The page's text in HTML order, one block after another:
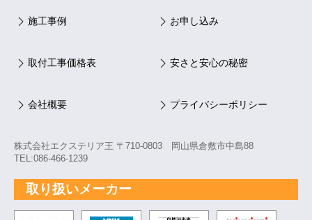
施工事例 お申し込み
取付工事価格表 安さと安心の秘密
会社概要 プライバシーポリシー
株式会社エクステリア王 〒710-0803 岡山県倉敷市中島88
TEL:086-466-1239
取り扱いメーカー